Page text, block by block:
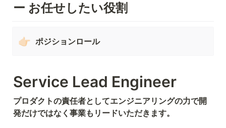
ー お任せしたい役割
👉🏻 ポジションロール
Service Lead Engineer
プロダクトの責任者としてエンジニアリングの力で開
発だけではなく事業もリードいただきます。